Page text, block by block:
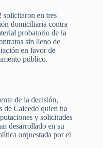
solicitaron en tres
domiciliaria contra
probatorio de la
sin lleno de
en favor de
público.
de la decisión,
de Caicedo quien ha
y solicitudes
desarrollado en su
orquestada por el